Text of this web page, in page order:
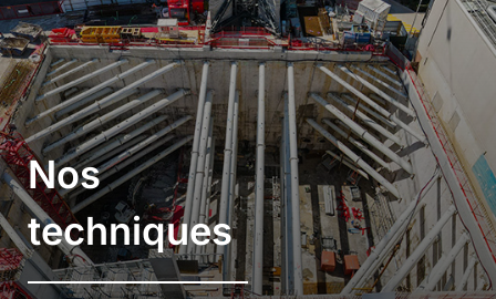
Nos
techniques